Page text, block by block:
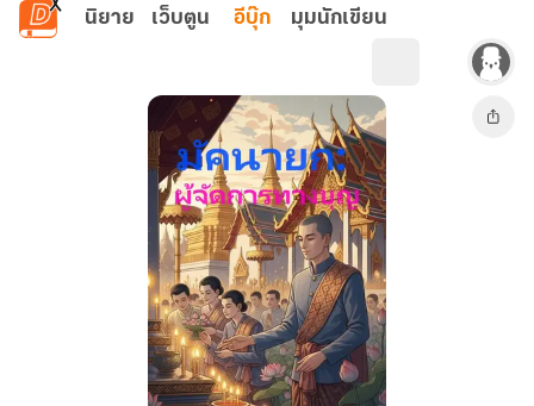
ข้ามไปยังเนื้อหาหลัก
นิยาย เว็บตูน อีบุ๊ก มุมนักเขียน